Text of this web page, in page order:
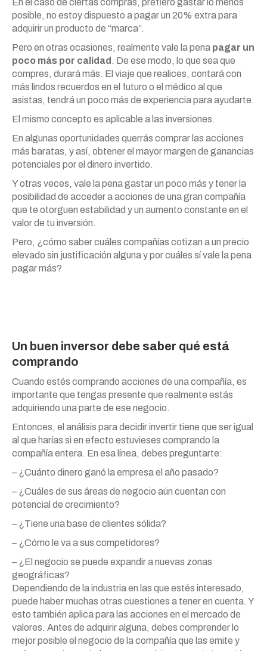
En el caso de ciertas compras, prefiero gastar lo menos
posible, no estoy dispuesto a pagar un 20% extra para
adquirir un producto de “marca”.
Pero en otras ocasiones, realmente vale la pena pagar un
poco más por calidad . De ese modo, lo que sea que
compres, durará más. El viaje que realices, contará con
más lindos recuerdos en el futuro o el médico al que
asistas, tendrá un poco más de experiencia para ayudarte.
El mismo concepto es aplicable a las inversiones.
En algunas oportunidades querrás comprar las acciones
más baratas, y así, obtener el mayor margen de ganancias
potenciales por el dinero invertido.
Y otras veces, vale la pena gastar un poco más y tener la
posibilidad de acceder a acciones de una gran compañía
que te otorguen estabilidad y un aumento constante en el
valor de tu inversión.
Pero, ¿cómo saber cuáles compañías cotizan a un precio
elevado sin justificación alguna y por cuáles sí vale la pena
pagar más?
Un buen inversor debe saber qué está
comprando
Cuando estés comprando acciones de una compañía, es
importante que tengas presente que realmente estás
adquiriendo una parte de ese negocio.
Entonces, el análisis para decidir invertir tiene que ser igual
al que harías si en efecto estuvieses comprando la
compañía entera. En esa línea, debes preguntarte:
– ¿Cuánto dinero ganó la empresa el año pasado?
– ¿Cuáles de sus áreas de negocio aún cuentan con
potencial de crecimiento?
– ¿Tiene una base de clientes sólida?
– ¿Cómo le va a sus competidores?
– ¿El negocio se puede expandir a nuevas zonas
geográficas?
Dependiendo de la industria en las que estés interesado,
puede haber muchas otras cuestiones a tener en cuenta. Y
esto también aplica para las acciones en el mercado de
valores. Antes de adquirir alguna, debes comprender lo
mejor posible el negocio de la compañía que las emite y